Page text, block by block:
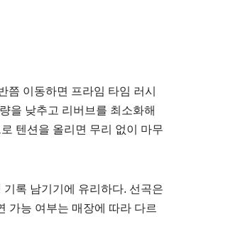
이동하면 프라임 타임 러시
을 낮추고 리버브를 최소화해
텐션을 올리면 무리 없이 마무
록 남기기에 유리하다. 선곡은
가능 여부는 매장에 따라 다르